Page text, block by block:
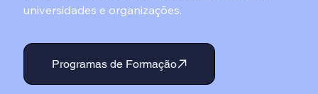
universidades e organizações.
Programas de Formação